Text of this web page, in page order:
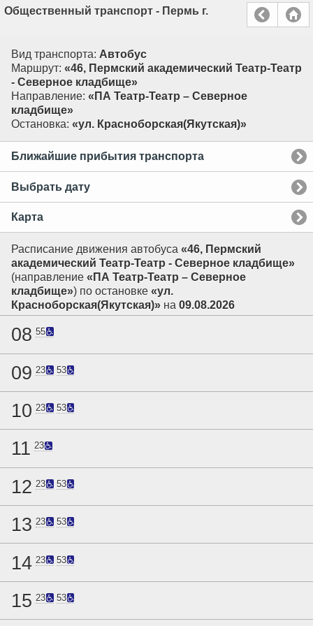
Общественный транспорт - Пермь г.
Вид транспорта: Автобус
Маршрут: «46, Пермский академический Театр-Театр
- Северное кладбище»
Направление: «ПА Театр-Театр – Северное
кладбище»
Остановка: «ул. Красноборская(Якутская)»
Ближайшие прибытия транспорта
Выбрать дату
Карта
Расписание движения автобуса «46, Пермский
академический Театр-Театр - Северное кладбище»
(направление «ПА Театр-Театр – Северное
кладбище») по остановке «ул.
Красноборская(Якутская)» на 09.08.2026
08 55
09 23 53
10 23 53
11 23
12 23 53
13 23 53
14 23 53
15 23 53